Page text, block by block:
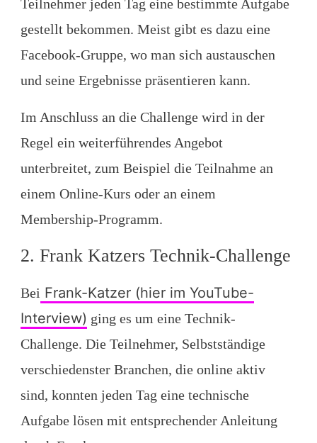
Teilnehmer jeden Tag eine bestimmte Aufgabe
gestellt bekommen. Meist gibt es dazu eine
Facebook-Gruppe, wo man sich austauschen
und seine Ergebnisse präsentieren kann.
Im Anschluss an die Challenge wird in der
Regel ein weiterführendes Angebot
unterbreitet, zum Beispiel die Teilnahme an
einem Online-Kurs oder an einem
Membership-Programm.
2. Frank Katzers Technik-Challenge
Bei Frank-Katzer (hier im YouTube-
Interview) ging es um eine Technik-
Challenge. Die Teilnehmer, Selbstständige
verschiedenster Branchen, die online aktiv
sind, konnten jeden Tag eine technische
Aufgabe lösen mit entsprechender Anleitung